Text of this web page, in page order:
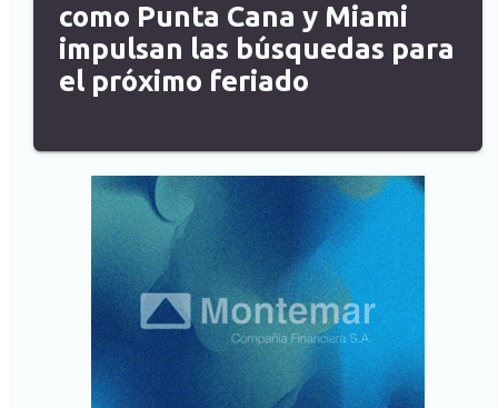
como Punta Cana y Miami
impulsan las búsquedas para
el próximo feriado